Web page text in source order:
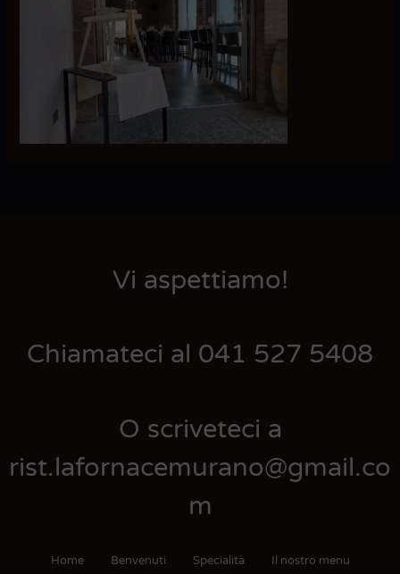
Vi aspettiamo!
Chiamateci al 041 527 5408
O scriveteci a
rist.lafornacemurano@gmail.co
m
Home Benvenuti Specialità Il nostro menu